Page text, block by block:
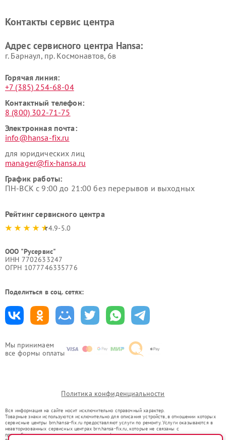
Мы принимаем
все формы оплаты
Контакты сервис центра
Адрес сервисного центра Hansa:
г. Барнаул, ​пр. Космонавтов, 6в
Горячая линия:
+7 (385) 254-68-04
Контактный телефон:
8 (800) 302-71-75
Электронная почта:
info@hansa-fix.ru
для юридических лиц
manager@fix-hansa.ru
График работы:
ПН-ВСК с 9:00 до 21:00 без перерывов и выходных
Рейтинг сервисного центра
4.9-5.0
ООО "Русервис"
ИНН 7702633247
ОГРН 1077746335776
Поделиться в соц. сетях:
Политика конфиденциальности
Вся информация на сайте носит исключительно справочный характер.
Товарные знаки используются исключительно для описания устройств, в отношении которых
сервисные центры brn.hansa-fix.ru предоставляют услуги по ремонту. Услуги оказываются в
неавторизованных сервисных центрах brn.hansa-fix.ru, которые не связаны с
правообладателями товарных знаков или их официальными представителями.